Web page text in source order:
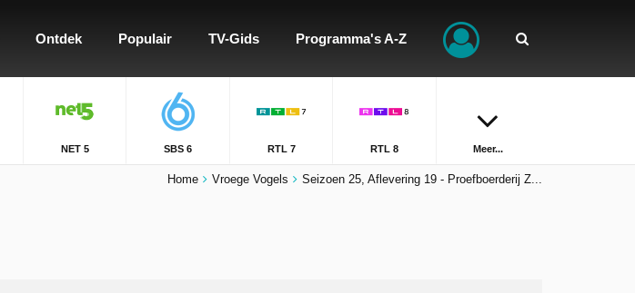
Ontdek Populair TV-Gids Programma's A-Z
NET 5 SBS 6 RTL 7 RTL 8 Meer...
Home Vroege Vogels Seizoen 25, Aflevering 19 - Proefboerderij Z...